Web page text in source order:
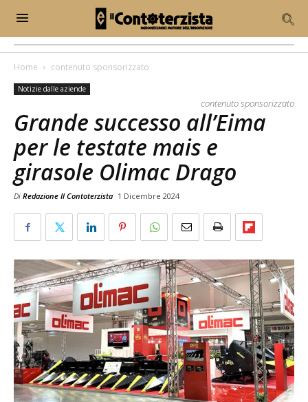
Home contenuto sponsorizzato
Notizie dalle aziende
contenuto sponsorizzato
Grande successo all’Eima
per le testate mais e
girasole Olimac Drago
Di Redazione Il Contoterzista 1 Dicembre 2024